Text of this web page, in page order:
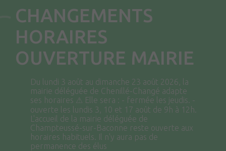
CHANGEMENTS
HORAIRES
OUVERTURE MAIRIE
Du lundi 3 août au dimanche 23 août 2026, la
mairie déléguée de Chenillé-Changé adapte
ses horaires ⚠ Elle sera : - fermée les jeudis. -
ouverte les lundis 3, 10 et 17 août de 9h à 12h.
L'accueil de la mairie déléguée de
Champteussé-sur-Baconne reste ouverte aux
horaires habituels. Il n'y aura pas de
permanence des élus